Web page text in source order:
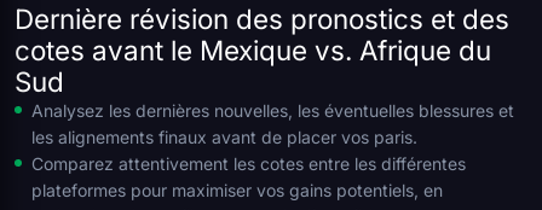
Dernière révision des pronostics et des
cotes avant le Mexique vs. Afrique du
Sud
Analysez les dernières nouvelles, les éventuelles blessures et
les alignements finaux avant de placer vos paris.
Comparez attentivement les cotes entre les différentes
plateformes pour maximiser vos gains potentiels, en